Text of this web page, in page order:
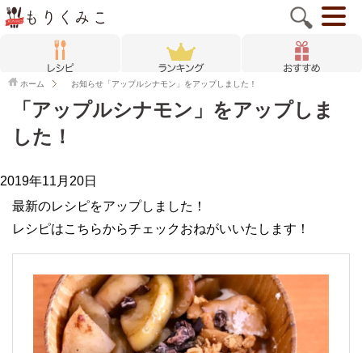
ホーム お知らせ「アップルシナモン」をアップしました！
「アップルシナモン」をアップしま
した！
2019年11月20日
最新のレシピをアップしました！
レシピはこちらからチェックおねがいいたします！